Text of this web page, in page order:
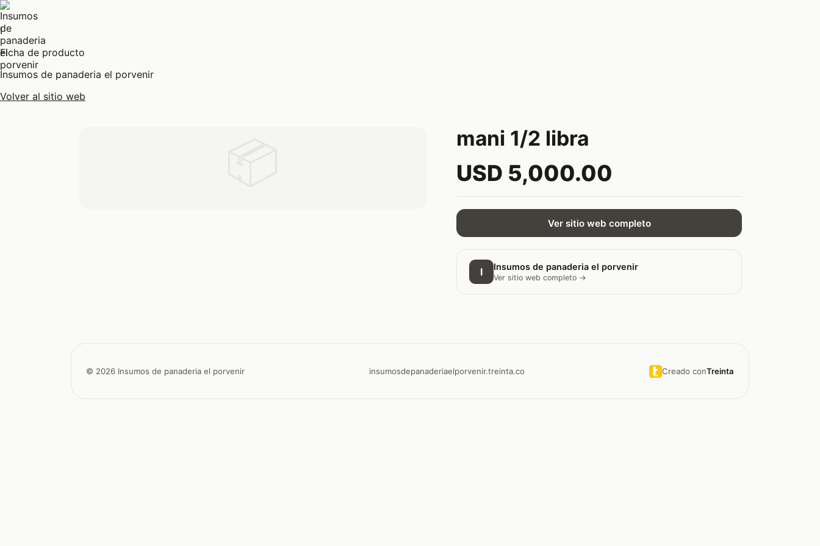
I
Ficha de producto
Insumos de panaderia el porvenir
Volver al sitio web
mani 1/2 libra
USD 5,000.00
Ver sitio web completo
I Insumos de panaderia el porvenir
Ver sitio web completo →
© 2026 Insumos de panaderia el porvenir insumosdepanaderiaelporvenir.treinta.co Creado conTreinta